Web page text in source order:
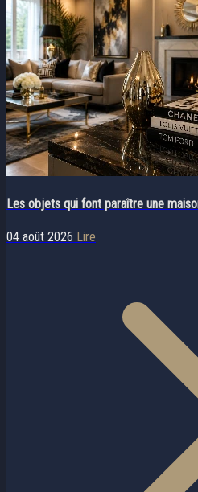
Les objets qui font paraître une
04 août 2026 Lire